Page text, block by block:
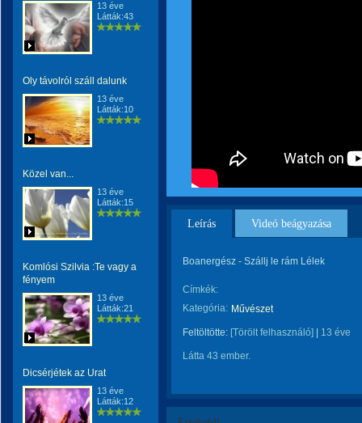
13 éve
Látták:43
Oly távolról száll dalunk
13 éve
Látták:10
Közel van...
13 éve
Látták:15
Komlósi Szilvia :Te vagy a
fényem
13 éve
Látták:21
Dicsérjétek az Urat
13 éve
Látták:12
Leírás Videó beágyazása
Boanergész - Szállj le rám Lélek
Címkék:
Kategória: Művészet
Feltöltötte: [Törölt felhasználó] 13 éve
Látta 43 ember.